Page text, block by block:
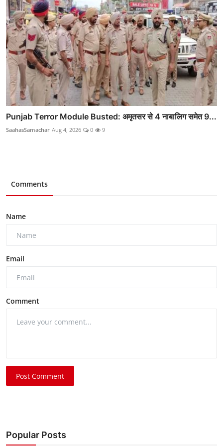
Punjab Terror Module Busted: अमृतसर से 4 नाबालिग समेत 9...
SaahasSamachar Aug 4, 2026 0 9
Comments
Name
Email
Comment
Post Comment
Popular Posts